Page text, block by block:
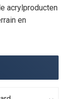
acrylproducten
en